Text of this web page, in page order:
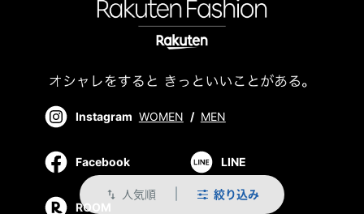
swap_vert 人気順 絞り込み
Instagram WOMEN / MEN
Facebook LINE
ROOM